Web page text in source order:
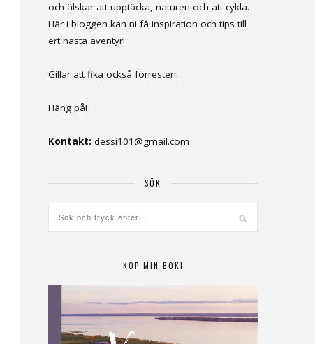
och älskar att upptäcka, naturen och att cykla.
Här i bloggen kan ni få inspiration och tips till
ert nästa äventyr!
Gillar att fika också förresten.
Häng på!
Kontakt: dessi101@gmail.com
SÖK
KÖP MIN BOK!